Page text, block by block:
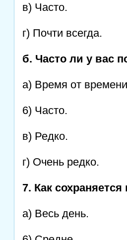
в) Часто.
г) Почти всегда.
б. Часто ли у вас
а) Время от
6) Часто.
в) Редко.
г) Очень редко.
7. Как
а) Весь день.